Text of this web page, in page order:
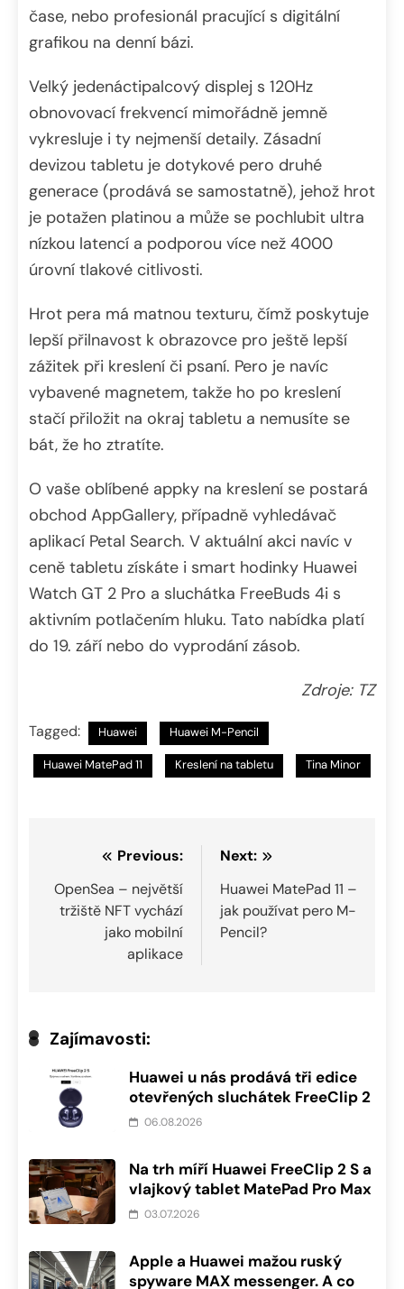
čase, nebo profesionál pracující s digitální
grafikou na denní bázi.
Velký jedenáctipalcový displej s 120Hz
obnovovací frekvencí mimořádně jemně
vykresluje i ty nejmenší detaily. Zásadní
devizou tabletu je dotykové pero druhé
generace (prodává se samostatně), jehož hrot
je potažen platinou a může se pochlubit ultra
nízkou latencí a podporou více než 4000
úrovní tlakové citlivosti.
Hrot pera má matnou texturu, čímž poskytuje
lepší přilnavost k obrazovce pro ještě lepší
zážitek při kreslení či psaní. Pero je navíc
vybavené magnetem, takže ho po kreslení
stačí přiložit na okraj tabletu a nemusíte se
bát, že ho ztratíte.
O vaše oblíbené appky na kreslení se postará
obchod AppGallery, případně vyhledávač
aplikací Petal Search. V aktuální akci navíc v
ceně tabletu získáte i smart hodinky Huawei
Watch GT 2 Pro a sluchátka FreeBuds 4i s
aktivním potlačením hluku. Tato nabídka platí
do 19. září nebo do vyprodání zásob.
Zdroje: TZ
Tagged: Huawei Huawei M-Pencil
Huawei MatePad 11 Kreslení na tabletu Tina Minor
Navigace
pro
příspěvek
Previous:
OpenSea – největší
tržiště NFT vychází
jako mobilní
aplikace
Next:
Huawei MatePad 11 –
jak používat pero M-
Pencil?
Zajímavosti:
Huawei u nás prodává tři edice
otevřených sluchátek FreeClip 2
06.08.2026
Na trh míří Huawei FreeClip 2 S a
vlajkový tablet MatePad Pro Max
03.07.2026
Apple a Huawei mažou ruský
spyware MAX messenger. A co